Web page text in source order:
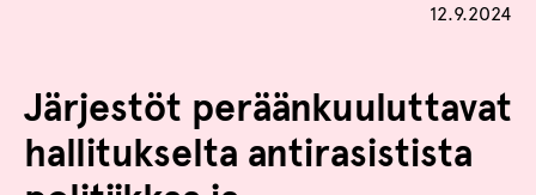
Julkaistu
12.9.2024
Järjestöt peräänkuuluttavat
hallitukselta antirasistista